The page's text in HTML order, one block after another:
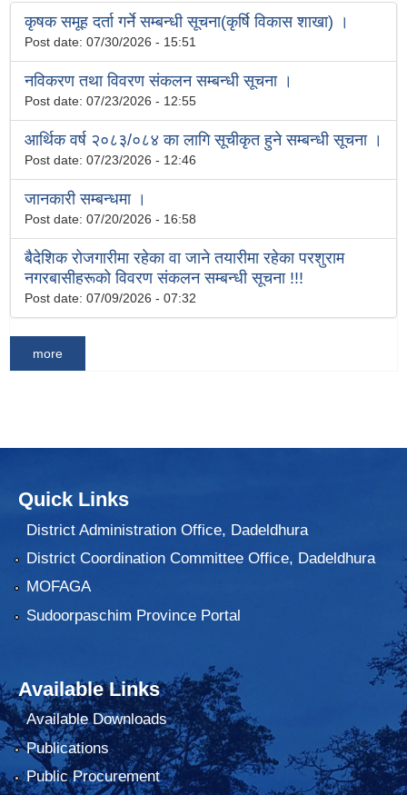
कृषक समूह दर्ता गर्ने सम्बन्धी सूचना(कृर्षि विकास शाखा) ।
Post date: 07/30/2026 - 15:51
नविकरण तथा विवरण संकलन सम्बन्धी सूचना ।
Post date: 07/23/2026 - 12:55
आर्थिक वर्ष २०८३/०८४ का लागि सूचीकृत हुने सम्बन्धी सूचना ।
Post date: 07/23/2026 - 12:46
जानकारी सम्बन्धमा ।
Post date: 07/20/2026 - 16:58
बैदेशिक रोजगारीमा रहेका वा जाने तयारीमा रहेका परशुराम
नगरबासीहरूको विवरण संकलन सम्बन्धी सूचना !!!
Post date: 07/09/2026 - 07:32
more
Quick Links
District Administration Office, Dadeldhura
District Coordination Committee Office, Dadeldhura
MOFAGA
Sudoorpaschim Province Portal
Available Links
Available Downloads
Publications
Public Procurement